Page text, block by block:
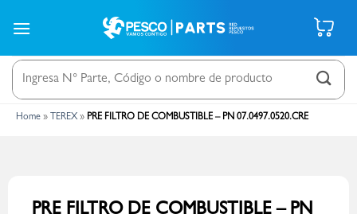
Buscar
por:
Home» TEREX» PRE FILTRO DE COMBUSTIBLE – PN 07.0497.0520.CRE
PRE FILTRO DE COMBUSTIBLE – PN